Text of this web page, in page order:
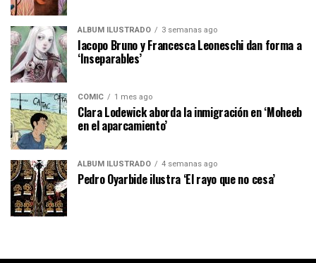
ÁLBUM ILUSTRADO 3 semanas ago
Iacopo Bruno y Francesca Leoneschi dan forma a
‘Inseparables’
CÓMIC 1 mes ago
Clara Lodewick aborda la inmigración en ‘Moheeb
en el aparcamiento’
ÁLBUM ILUSTRADO 4 semanas ago
Pedro Oyarbide ilustra ‘El rayo que no cesa’